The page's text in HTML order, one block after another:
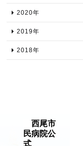
2020年​
2019年​
2018年​
西尾市
民病院公
式